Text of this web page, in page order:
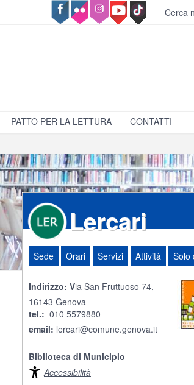
Cerca
PATTO PER LA LETTURA CONTATTI
Lercari
Sede Orari Servizi Attività Solo
Indirizzo: Via San Fruttuoso 74,
16143 Genova
tel.: 010 5579880
email: lercari@comune.genova.it
Biblioteca di Municipio
Accessibilità